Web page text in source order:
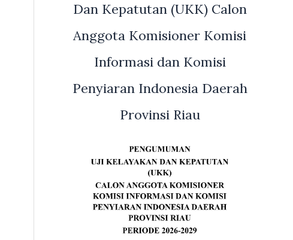
Dan Kepatutan (UKK) Calon
Anggota Komisioner Komisi
Informasi dan Komisi
Penyiaran Indonesia Daerah
Provinsi Riau